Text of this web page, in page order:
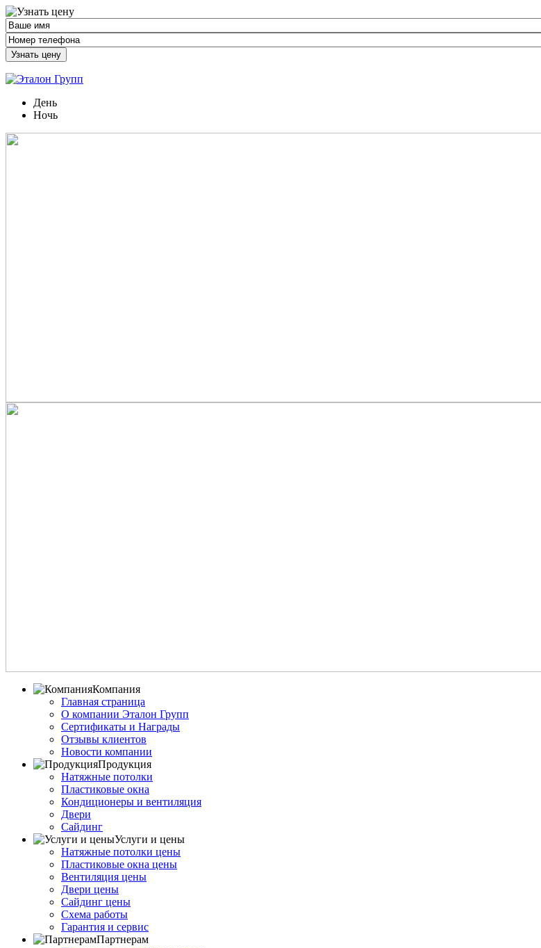
Узнать цену
День
Ночь
Компания
Главная страница
О компании Эталон Групп
Сертификаты и Награды
Отзывы клиентов
Новости компании
Продукция
Натяжные потолки
Пластиковые окна
Кондиционеры и вентиляция
Двери
Сайдинг
Услуги и цены
Натяжные потолки цены
Пластиковые окна цены
Вентиляция цены
Двери цены
Сайдинг цены
Схема работы
Гарантия и сервис
Партнерам